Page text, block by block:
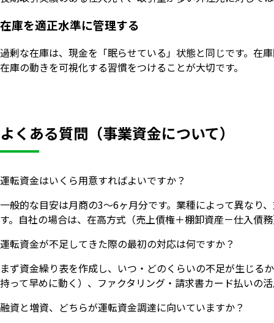
在庫を適正水準に管理する
過剰な在庫は、現金を「眠らせている」状態と同じです。在
在庫の動きを可視化する習慣をつけることが大切です。
よくある質問（事業資金について）
運転資金はいくら用意すればよいですか？
一般的な目安は月商の3〜6ヶ月分です。業種によって異なり
す。自社の場合は、在高方式（売上債権＋棚卸資産－仕入債
運転資金が不足してきた際の最初の対応は何ですか？
まず資金繰り表を作成し、いつ・どのくらいの不足が生じる
持って早めに動く）、ファクタリング・請求書カード払いの
融資と増資、どちらが運転資金調達に向いていますか？